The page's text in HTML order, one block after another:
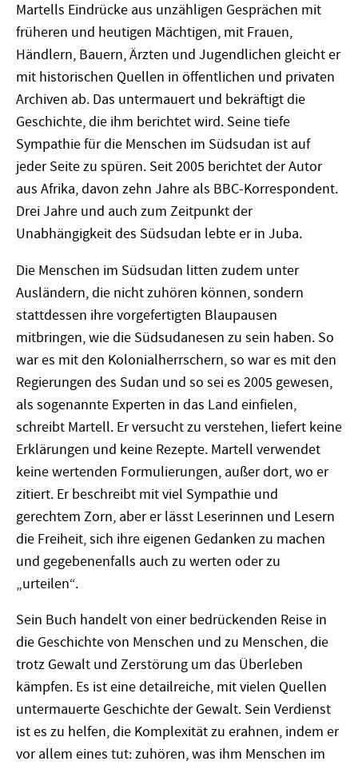
Martells Eindrücke aus unzähligen Gesprächen mit
früheren und heutigen Mächtigen, mit Frauen,
Händlern, Bauern, Ärzten und Jugendlichen gleicht er
mit historischen Quellen in öffentlichen und privaten
Archiven ab. Das untermauert und bekräftigt die
Geschichte, die ihm berichtet wird. Seine tiefe
Sympathie für die Menschen im Südsudan ist auf
jeder Seite zu spüren. Seit 2005 berichtet der Autor
aus Afrika, davon zehn Jahre als BBC-Korrespondent.
Drei Jahre und auch zum Zeitpunkt der
Unabhängigkeit des Südsudan lebte er in Juba.
Die Menschen im Südsudan litten zudem unter
Ausländern, die nicht zuhören können, sondern
stattdessen ihre vorgefertigten Blaupausen
mitbringen, wie die Südsudanesen zu sein haben. So
war es mit den Kolonialherrschern, so war es mit den
Regierungen des Sudan und so sei es 2005 gewesen,
als sogenannte Experten in das Land einfielen,
schreibt Martell. Er versucht zu verstehen, liefert keine
Erklärungen und keine Rezepte. Martell verwendet
keine wertenden Formulierungen, außer dort, wo er
zitiert. Er beschreibt mit viel Sympathie und
gerechtem Zorn, aber er lässt Leserinnen und Lesern
die Freiheit, sich ihre eigenen Gedanken zu machen
und gegebenenfalls auch zu werten oder zu
„urteilen“.
Sein Buch handelt von einer bedrückenden Reise in
die Geschichte von Menschen und zu Menschen, die
trotz Gewalt und Zerstörung um das Überleben
kämpfen. Es ist eine detailreiche, mit vielen Quellen
untermauerte Geschichte der Gewalt. Sein Verdienst
ist es zu helfen, die Komplexität zu erahnen, indem er
vor allem eines tut: zuhören, was ihm Menschen im